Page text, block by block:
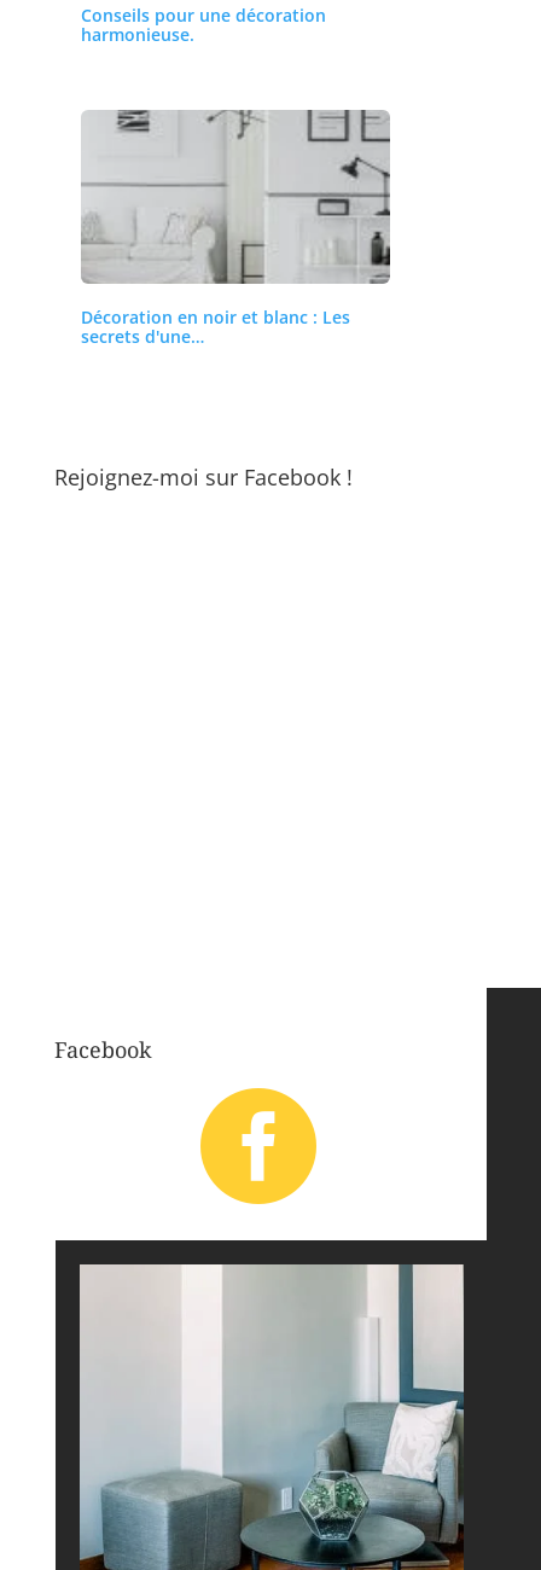
Conseils pour une décoration
harmonieuse.
Décoration en noir et blanc : Les
secrets d'une…
Rejoignez-moi sur Facebook !
Facebook
